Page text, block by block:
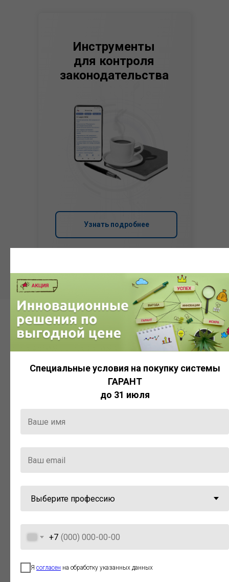
Узнать подробнее
Инструменты
для контроля
законодательства
Компания «Гарант» стала
победителем премии «Время
Система
ГАРАНТ
Актуальная правовая информация
и инструменты для максимально
эффективной работы с ней.
Специальные условия на покупку системы
ГАРАНТ
до 31 июля
+7
Я согласен на обработку указанных данных